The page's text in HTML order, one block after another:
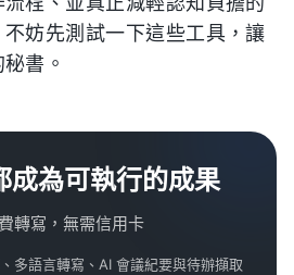
妨先測試一下這些工具，讓
書。
成為可執行的成果
轉寫，無需信用卡
多語言轉寫、AI 會議紀要與待辦擷取